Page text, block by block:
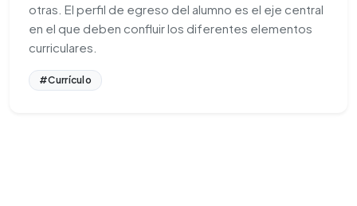
otras. El perfil de egreso del alumno es el eje central
en el que deben confluir los diferentes elementos
curriculares.
#Currículo